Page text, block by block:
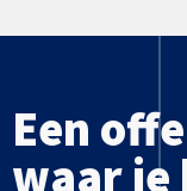
Een
waar